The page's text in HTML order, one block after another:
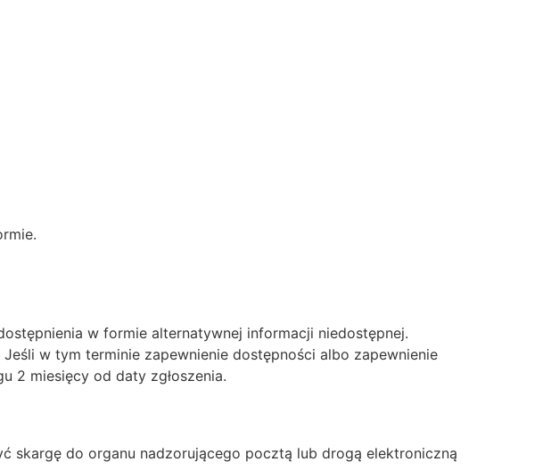
w formie alternatywnej informacji niedostępnej.
w tym terminie zapewnienie dostępności albo zapewnienie
2 miesięcy od daty zgłoszenia.
skargę do organu nadzorującego pocztą lub drogą elektroniczną